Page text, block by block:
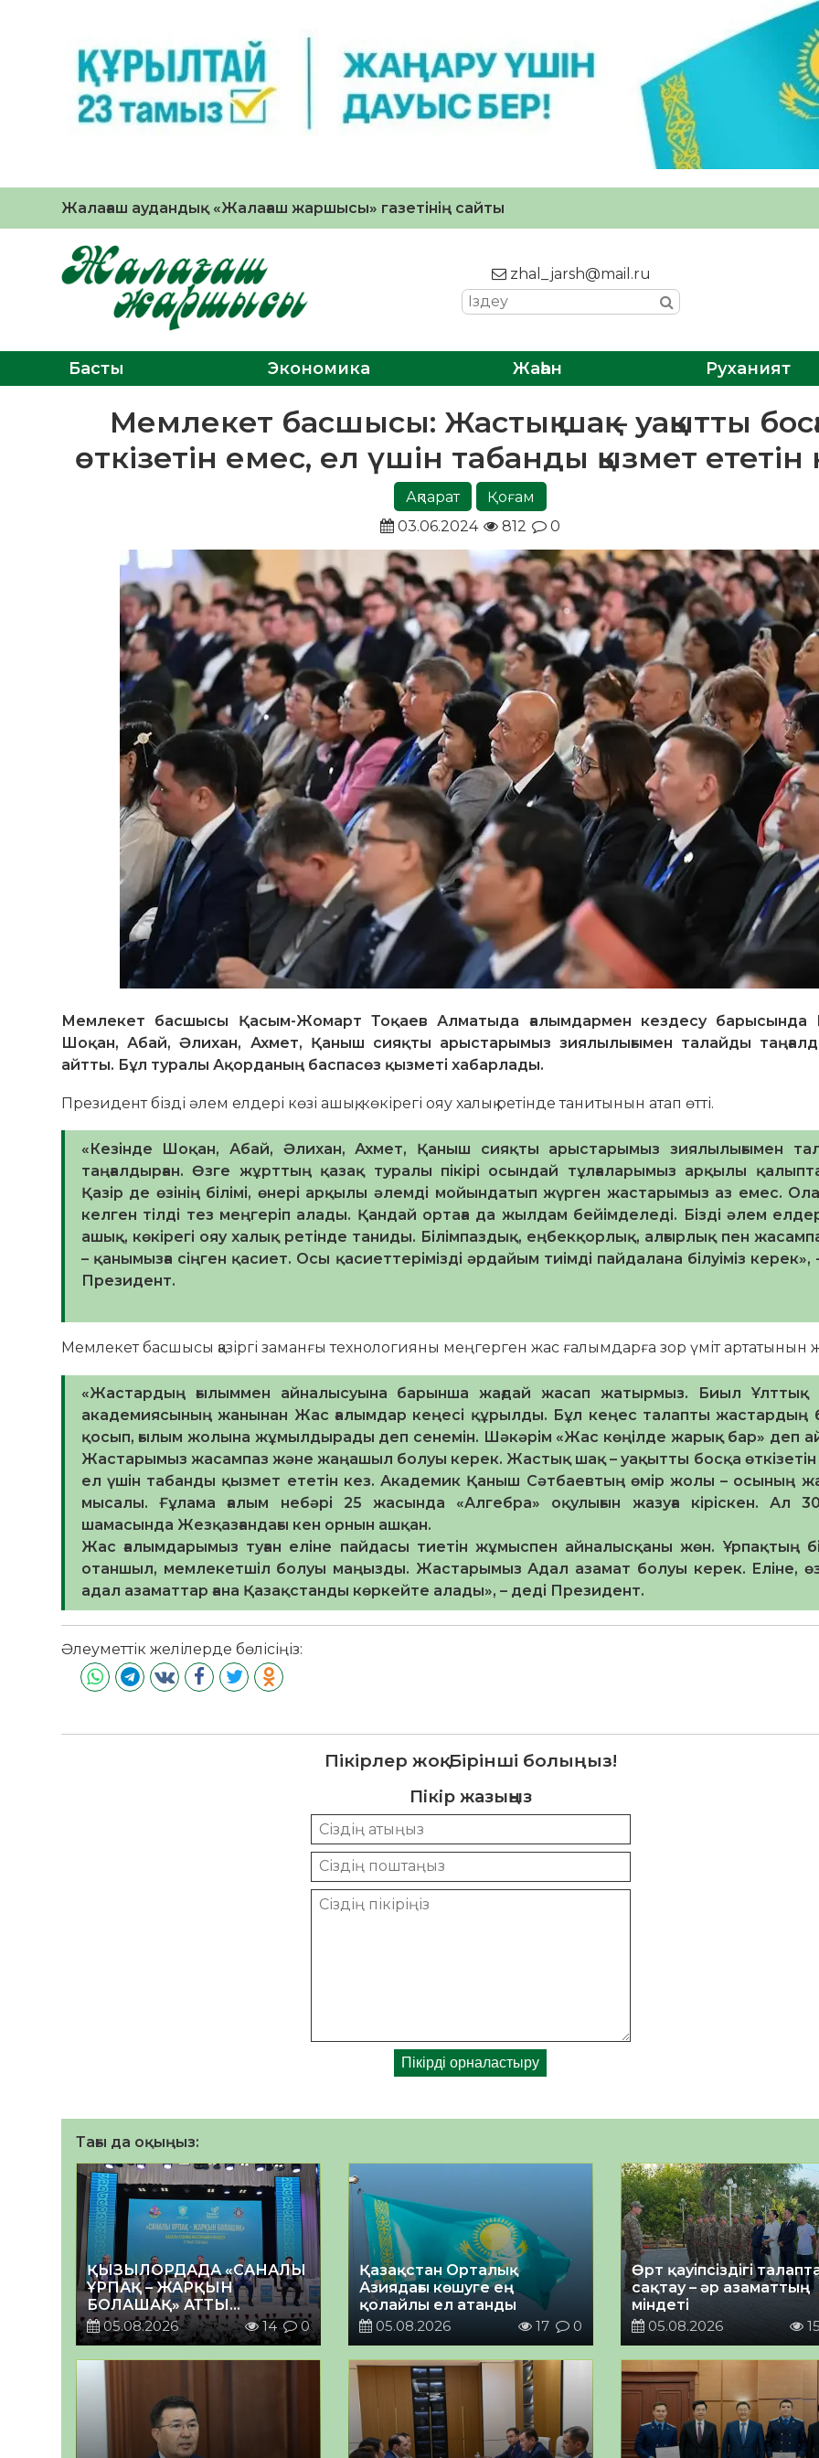
Жалағаш аудандық «Жалағаш жаршысы» газетінің сайты
zhal_jarsh@mail.ru
Басты Экономика Жаһан Руханият
Мемлекет басшысы: Жастық шақ – уақытты
өткізетін емес, ел үшін табанды қызмет ететін
Ақпарат
Қоғам
03.06.2024
812 0
Мемлекет басшысы Қасым-Жомарт Тоқаев Алматыда ғалымдармен кездесу барысында
Шоқан, Абай, Әлихан, Ахмет, Қаныш сияқты арыстарымыз зиялылығымен талайды
айтты. Бұл туралы Ақорданың баспасөз қызметі хабарлады.
Президент бізді әлем елдері көзі ашық, көкірегі ояу халық ретінде танитынын атап өтті.
«Кезінде Шоқан, Абай, Әлихан, Ахмет, Қаныш сияқты арыстарымыз зиялылығымен
таңғалдырған. Өзге жұрттың қазақ туралы пікірі осындай тұлғаларымыз арқылы
Қазір де өзінің білімі, өнері арқылы әлемді мойындатып жүрген жастарымыз аз емес.
келген тілді тез меңгеріп алады. Қандай ортаға да жылдам бейімделеді. Бізді әлем
ашық, көкірегі ояу халық ретінде таниды. Білімпаздық, еңбекқорлық, алғырлық пен
– қанымызға сіңген қасиет. Осы қасиеттерімізді әрдайым тиімді пайдалана білуіміз керек»,
Президент.
Мемлекет басшысы қазіргі заманғы технологияны меңгерген жас ғалымдарға зор үміт артатынын
«Жастардың ғылыммен айналысуына барынша жағдай жасап жатырмыз. Биыл Ұлттық
академиясының жанынан Жас ғалымдар кеңесі құрылды. Бұл кеңес талапты жастардың
қосып, ғылым жолына жұмылдырады деп сенемін. Шәкәрім «Жас көңілде жарық бар» деп
Жастарымыз жасампаз және жаңашыл болуы керек. Жастық шақ – уақытты босқа өткізетін
ел үшін табанды қызмет ететін кез. Академик Қаныш Сәтбаевтың өмір жолы – осының
мысалы. Ғұлама ғалым небәрі 25 жасында «Алгебра» оқулығын жазуға кіріскен. Ал
шамасында Жезқазғандағы кен орнын ашқан.
Жас ғалымдарымыз туған еліне пайдасы тиетін жұмыспен айналысқаны жөн. Ұрпақтың
отаншыл, мемлекетшіл болуы маңызды. Жастарымыз Адал азамат болуы керек. Еліне, өз
адал азаматтар ғана Қазақстанды көркейте алады», – деді Президент.
Әлеуметтік желілерде бөлісіңіз:
Пікірлер жоқ. Бірінші болыңыз!
Пікір жазыңыз
Тағы да оқыңыз:
ҚЫЗЫЛОРДАДА «САНАЛЫ
ҰРПАҚ – ЖАРҚЫН
БОЛАШАҚ» АТТЫ
КЕҢЕЙТІЛГЕН МӘЖІЛІС
ӨТТІ
05.08.2026 14 0
Қазақстан Орталық
Азиядағы көшуге ең
қолайлы ел атанды
05.08.2026
17 0
Өрт қауіпсіздігі
сақтау – әр азаматтың
міндеті
05.08.2026
15